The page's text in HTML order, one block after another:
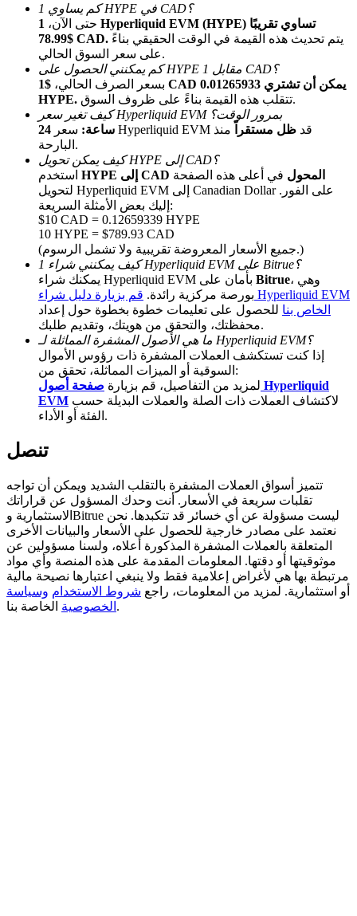
تصل العمولات إلى 65٪!
الإحالة
قم بدعوة صديق لتحصل على مكافآت نقدية
Deposit CASHCAT & Win
Share 500000 CASHCAT prize pool
Exclusive for BitMart Users
Register & Trade to Win 500,000 USDT
كم يساوي 1 HYPE في CAD؟
حتى الآن، 1 Hyperliquid EVM (HYPE) تساوي تقريبًا
$78.99 CAD.
على سعر السوق الحالي.
كم يمكنني الحصول على HYPE مقابل 1 CAD؟
بسعر الصرف الحالي،
$1 CAD يمكن أن تشتري 0.01265933
HYPE.
تتقلب هذه القيمة بناءً على ظروف السوق.
كيف تغير سعر Hyperliquid EVM بمرور الوقت؟
24 ساعة:
سعر Hyperliquid EVM قد ظل مستقراً
منذ
البارحة.
كيف يمكن تحويل HYPE إلى CAD؟
HYPE إلى CAD المحول في أعلى هذه الصفحة
لتحويل Hyperliquid EVM إلى Canadian Dollar على الفور.
إليك بعض الأمثلة السريعة:
$10 CAD = 0.12659339 HYPE
10 HYPE = $789.93 CAD
(جميع الأسعار المعروضة تقريبية ولا تشمل الرسوم.)
كيف يمكنني شراء 1 Hyperliquid EVM على Bitrue؟
Bitrue، وهي
بورصة مركزية رائدة. قم بزيارة دليل شراء Hyperliquid EVM
الخاص بنا للحصول على تعليمات خطوة بخطوة حول إعداد
محفظتك، والتحقق من هويتك، وتقديم طلبك.
ما هي الأصول المشفرة المماثلة لـ Hyperliquid EVM؟
إذا كنت تستكشف العملات المشفرة ذات رؤوس الأموال
السوقية أو الميزات المماثلة، تحقق من:
لمزيد من التفاصيل، قم بزيارة صفحة أصول Hyperliquid
EVM
الفئة أو الأداء.
تنصل
تتميز أسواق العملات المشفرة بالتقلب الشديد ويمكن أن تواجه
تقلبات سريعة في الأسعار. أنت وحدك المسؤول عن قراراتك
الاستثمارية وBitrue ليست مسؤولة عن أي خسائر قد تتكبدها. نحن
نعتمد على مصادر خارجية للحصول على الأسعار والبيانات الأخرى
المتعلقة بالعملات المشفرة المذكورة أعلاه، ولسنا مسؤولين عن
موثوقيتها أو دقتها. المعلومات المقدمة على هذه المنصة وأي مواد
مرتبطة بها هي لأغراض إعلامية فقط ولا ينبغي اعتبارها نصيحة مالية
أو استثمارية. لمزيد من المعلومات، راجع شروط الاستخدام وسياسة
الخصوصية الخاصة بنا.